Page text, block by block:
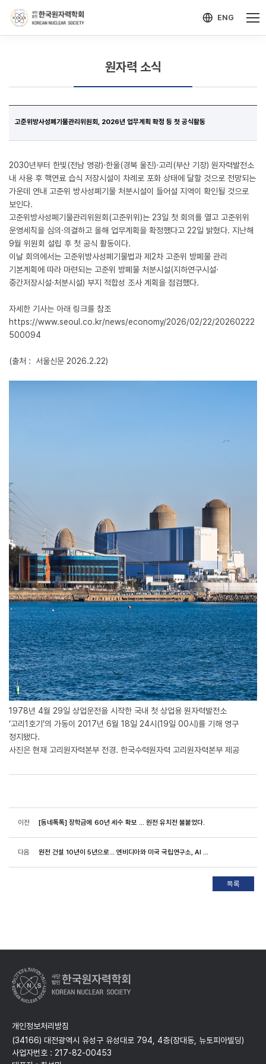
ENG
원자력 소식
고준위방사성폐기물관리위원회, 2026년 업무계획 확정 등 첫 공식활동
2030년부터 한빛(전남 영광)·한울(경북 울진)·고리(부산 기장) 원자력발전소
내 사용 후 핵연료 습식 저장시설이 차례로 포화 상태에 달할 것으로 전망되는
가운데 연내 고준위 방사성폐기물 처분시설이 들어설 지역이 확인될 것으로
보인다.
고준위방사성폐기물관리위원회(고준위위)는 23일 첫 회의를 열고 고준위위
운영세칙을 심의·의결하고 올해 업무계획을 확정했다고 22일 밝혔다. 지난해
9월 위원회 설립 후 첫 공식 활동이다.
이날 회의에서는 고준위방사성폐기물법과 제2차 고준위 방폐물 관리
기본계획에 따라 마련되는 고준위 방폐물 처분시설(지하연구시설·
중간저장시설·처분시설) 부지 적합성 조사 계획을 점검했다.
자세한 기사는 아래 링크를 참조
https://www.seoul.co.kr/news/economy/2026/02/22/20260222
500094
(출처 : 서울신문 2026.2.22)
1978년 4월 29일 상업운전을 시작한 국내 첫 상업용 원자력발전소
‘고리1호기’의 가동이 2017년 6월 18일 24시(19일 00시)를 기해 영구
정지됐다.
사진은 현재 고리원자력본부 전경. 한국수력원자력 고리원자력본부 제공
이전 [동네톡톡] 장학금에 60년 세수 확보 ... 원전 유치전 불붙었다.
다음 원전 건설 10년이 5년으로... 엔비디아와 미국 국립연구소, AI 원자력 시대 연다
개인정보처리방침
(34166) 대전광역시 유성구 유성대로 794, 4층(장대동, 뉴토피아빌딩)
사업자번호 : 217-82-00453